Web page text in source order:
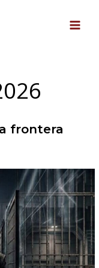
frontera